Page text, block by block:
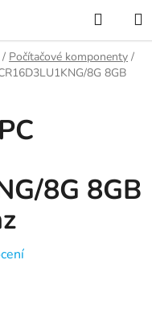
Hledat
/ Počítačové komponenty /
8G 8GB
8G 8GB